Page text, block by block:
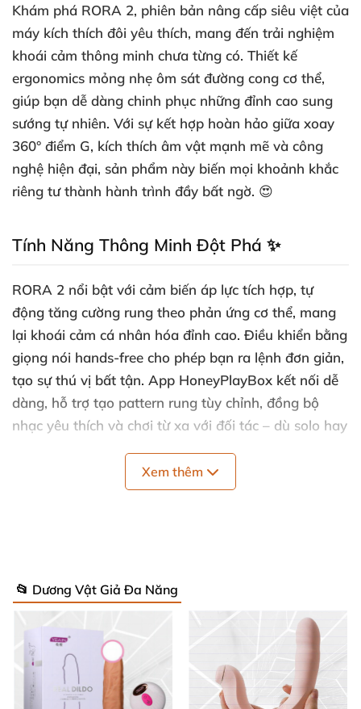
Khám phá RORA 2, phiên bản nâng cấp siêu việt của
máy kích thích đôi yêu thích, mang đến trải nghiệm
khoái cảm thông minh chưa từng có. Thiết kế
ergonomics mỏng nhẹ ôm sát đường cong cơ thể,
giúp bạn dễ dàng chinh phục những đỉnh cao sung
sướng tự nhiên. Với sự kết hợp hoàn hảo giữa xoay
360° điểm G, kích thích âm vật mạnh mẽ và công
nghệ hiện đại, sản phẩm này biến mọi khoảnh khắc
riêng tư thành hành trình đầy bất ngờ. 😍
Tính Năng Thông Minh Đột Phá ✨
RORA 2 nổi bật với cảm biến áp lực tích hợp, tự
động tăng cường rung theo phản ứng cơ thể, mang
lại khoái cảm cá nhân hóa đỉnh cao. Điều khiển bằng
giọng nói hands-free cho phép bạn ra lệnh đơn giản,
tạo sự thú vị bất tận. App HoneyPlayBox kết nối dễ
dàng, hỗ trợ tạo pattern rung tùy chỉnh, đồng bộ
nhạc yêu thích và chơi từ xa với đối tác – dù solo hay
còn giúp nắm bắt chu kỳ kinh nguyệt chính xác,
chăm sóc sức khỏe phụ khoa hiệu quả hơn bao giờ
Đầu xoay 360° hình dương vật mô phỏng massage
thực tế, nhắm trúng điểm G để trêu chọc đầy mê
hoặc. Phần ngoài rộng bao phủ âm vật và âm hộ với
9 chế độ rung xoay đa dạng, hai động cơ độc lập
hoạt động đồng bộ hoặc riêng lẻ. Máy rung cảm biến
Xem thêm
📂 Dương Vật Giả Đa Năng